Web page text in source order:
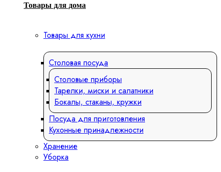
Товары для дома
Товары для кухни
Столовая посуда
Столовые приборы
Тарелки, миски и салатники
Бокалы, стаканы, кружки
Посуда для приготовления
Кухонные принадлежности
Хранение
Уборка